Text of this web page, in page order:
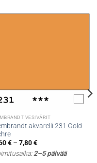
VESIVÄRIT
akvarelli 231 Gold
€ – 7,80€Hintaluokka:
-
2–5 päivää